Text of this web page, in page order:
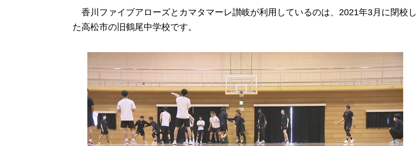
香川ファイブアローズとカマタマーレ讃岐が利用しているのは、2021年3月に閉校し
た高松市の旧鶴尾中学校です。